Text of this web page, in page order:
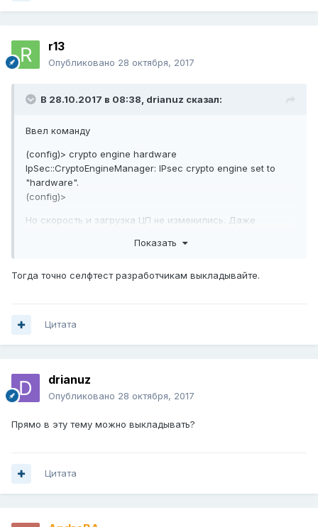
r13
Опубликовано 28 октября, 2017
В 28.10.2017 в 08:38, drianuz сказал:
Ввел команду
(config)> crypto engine hardware
IpSec::CryptoEngineManager: IPsec crypto engine set to
"hardware".
(config)>
Но скорость и загрузка ЦП не изменились. Даже
Показать
Тогда точно селфтест разработчикам выкладывайте.
Цитата
drianuz
Опубликовано 28 октября, 2017
Прямо в эту тему можно выкладывать?
Цитата